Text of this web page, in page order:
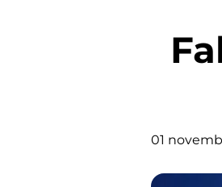
Fakta om ormar: En grundlig
01